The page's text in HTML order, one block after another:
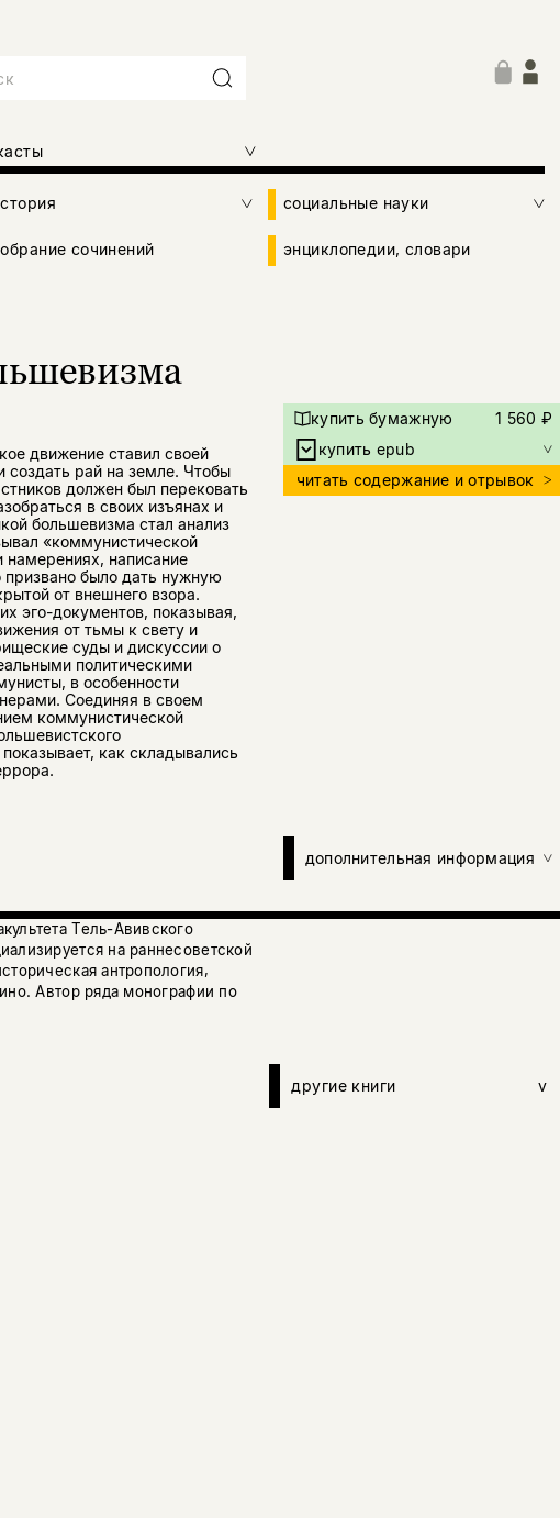
социальные науки
сочинений энциклопедии, словари
движение ставил своей
создать рай на земле. Чтобы
должен был перековать
в своих изъянах и
большевизма стал анализ
«коммунистической
намерениях, написание
было дать нужную
от внешнего взора.
эго-документов, показывая,
от тьмы к свету и
суды и дискуссии о
политическими
в особенности
Соединяя в своем
коммунистической
как складывались
купить бумажную
1 560 ₽
купить epub
читать содержание и отрывок
дополнительная информация
Тель-Авивского
на раннесоветской
антропология,
Автор ряда монографии по
другие книги v